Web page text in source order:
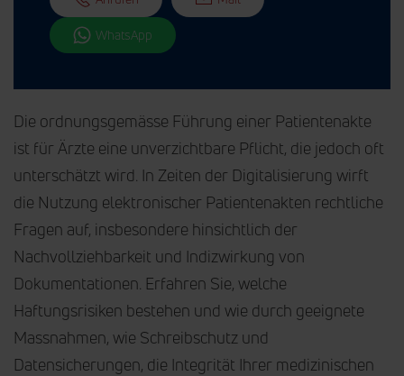
WhatsApp
Die ordnungsgemässe Führung einer Patientenakte
ist für Ärzte eine unverzichtbare Pflicht, die jedoch oft
unterschätzt wird. In Zeiten der Digitalisierung wirft
die Nutzung elektronischer Patientenakten rechtliche
Fragen auf, insbesondere hinsichtlich der
Nachvollziehbarkeit und Indizwirkung von
Dokumentationen. Erfahren Sie, welche
Haftungsrisiken bestehen und wie durch geeignete
Massnahmen, wie Schreibschutz und
Datensicherungen, die Integrität Ihrer medizinischen